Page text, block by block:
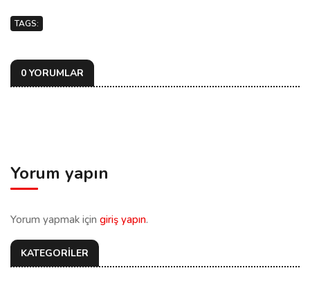
TAGS:
0 YORUMLAR
Yorum yapın
Yorum yapmak için giriş yapın.
KATEGORİLER